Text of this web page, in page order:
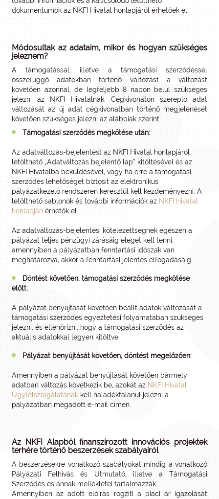
dokumentumok az NKFI Hivatal honlapjáról érhetőek el.
Módosultak az adataim, mikor és hogyan szükséges
jeleznem?
A támogatással, illetve a támogatási szerződéssel
összefüggő adatokban történő változást a változást
követően azonnal, de legfeljebb 8 napon belül szükséges
jelezni az NKFI Hivatalnak. Cégkivonaton szereplő adat
változását az új adat cégkivonatban történő megjelenését
követően szükséges jelezni az alábbiak szerint:
Támogatási szerződés megkötése után:
Az adatváltozás-bejelentést az NKFI Hivatal honlapjáról
letölthető „Adatváltozás bejelentő lap” kitöltésével és az
NKFI Hivatalba beküldésével, vagy ha erre a támogatási
szerződés lehetőséget biztosít az elektronikus
pályázatkezelő rendszeren keresztül kell kezdeményezni. A
letölthető sablonok és további információk az NKFI Hivatal
honlapján érhetők el.
Az adatváltozás-bejelentési kötelezettségnek egészen a
pályázat teljes pénzügyi zárásáig eleget kell tenni,
amennyiben a pályázatban fenntartási időszak van
meghatározva, akkor a fenntartási jelentés elfogadásáig.
Döntést követően, támogatási szerződés megkötése
előtt:
A pályázat benyújtását követően beállt adatok változását a
támogatási szerződés egyeztetési folyamatában szükséges
jelezni, és ellenőrizni, hogy a támogatási szerződés az
aktuális adatokkal legyen kitöltve.
Pályázat benyújtását követően, döntést megelőzően:
Amennyiben a pályázat benyújtását követően bármely
adatban változás következik be, azokat az NKFI Hivatal
Ügyfélszolgálatának kell haladéktalanul jelezni a
pályázatban megadott e-mail címen.
Az NKFI Alapból finanszírozott innovációs projektek
terhére történő beszerzések szabályairól
A beszerzésekre vonatkozó szabályokat mindig a vonatkozó
Pályázati Felhívás és Útmutató, illetve a Támogatási
Szerződés és annak mellékletei tartalmazzák.
Amennyiben az adott előírás rögzíti a piaci ár igazolását